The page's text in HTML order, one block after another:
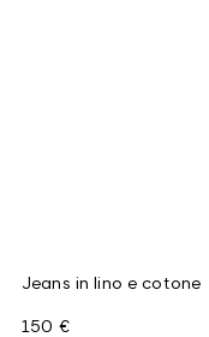
Jeans in lino e cotone
150 €